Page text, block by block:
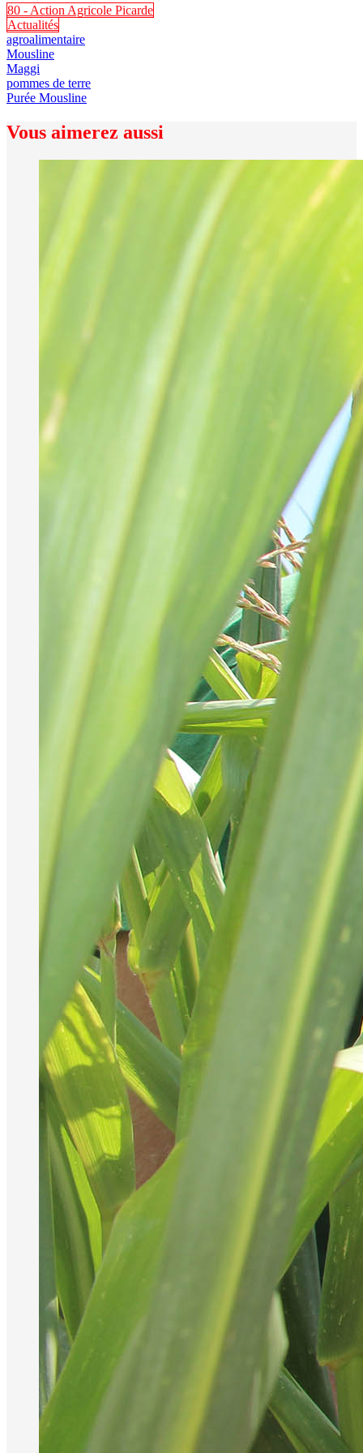
80 - Action Agricole Picarde
Actualités
agroalimentaire
Mousline
Maggi
pommes de terre
Purée Mousline
Vous aimerez aussi